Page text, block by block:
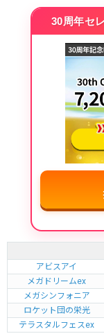
おりパンダ
・
・新
・
・新
オリくじ
・新
・初
30周年セ
アビスアイ
メガドリームex
メガシンフォニア
ロケット団の栄光
テラスタルフェスex